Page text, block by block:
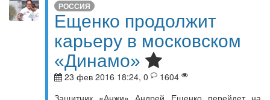
РОССИЯ
Ещенко продолжит
карьеру в московском
«Динамо»
23 фев 2016 18:24, 0
1604
Защитник «Анжи» Андрей Ещенко перейдет на